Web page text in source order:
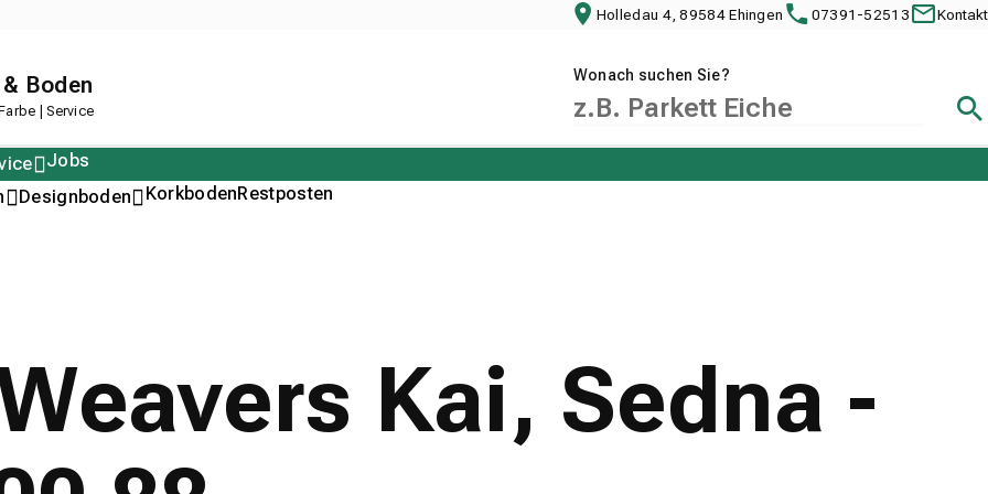
Holledau 4, 89584 Ehingen 07391-52513 Kontakt
Boden
| Service
Wonach suchen Sie?
Designboden KorkbodenRestposten
Jobs
Kai, Sedna -